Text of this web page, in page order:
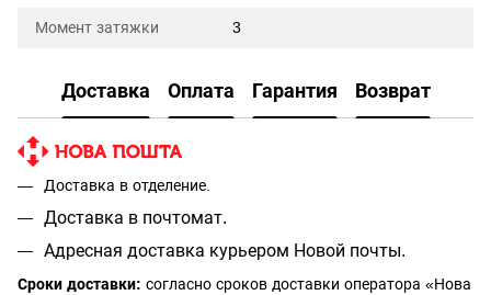
Момент затяжки 3
Доставка Оплата Гарантия Возврат
Доставка в отделение.
Доставка в почтомат.
Адресная доставка курьером Новой почты.
Сроки доставки: согласно сроков доставки оператора «Нова